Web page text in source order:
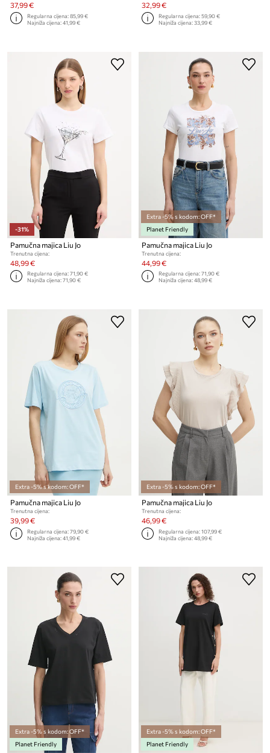
37,99 €
Regularna cijena:85,99 €
Najniža cijena:41,99 €
32,99 €
Regularna cijena:59,90 €
Najniža cijena:33,99 €
-31%
Pamučna majica Liu Jo
Trenutna cijena:
48,99 €
Regularna cijena:71,90 €
Najniža cijena:71,90 €
Extra -5% s kodom: OFF*
Planet Friendly
Pamučna majica Liu Jo
Trenutna cijena:
44,99 €
Regularna cijena:71,90 €
Najniža cijena:48,99 €
Extra -5% s kodom: OFF*
Pamučna majica Liu Jo
Trenutna cijena:
39,99 €
Regularna cijena:79,90 €
Najniža cijena:41,99 €
Extra -5% s kodom: OFF*
Pamučna majica Liu Jo
Trenutna cijena:
46,99 €
Regularna cijena:107,99 €
Najniža cijena:48,99 €
Extra -5% s kodom: OFF*
Planet Friendly
Extra -5% s kodom: OFF*
Planet Friendly